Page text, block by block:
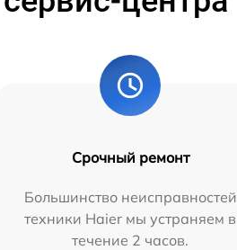
Срочный ремонт
Большинство неисправностей
техники Haier мы устраняем в
течение 2 часов.